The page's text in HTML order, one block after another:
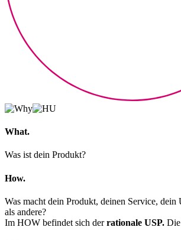
What.
Was ist dein Produkt?
How.
Was macht dein Produkt, deinen Service, dein
als andere?
Im HOW befindet sich derrationale USP.